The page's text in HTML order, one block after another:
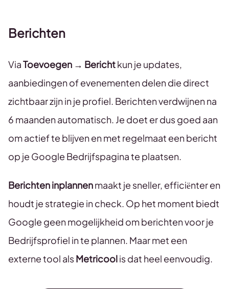
Berichten
ViaToevoegen → Berichtkun je updates,
aanbiedingen of evenementen delen die direct
zichtbaar zijn in je profiel. Berichten verdwijnen na
6 maanden automatisch. Je doet er dus goed aan
om actief te blijven en met regelmaat een bericht
op je Google Bedrijfspagina te plaatsen.
Berichten inplannenmaakt je sneller, efficiënter en
houdt je strategie in check. Op het moment biedt
Google geen mogelijkheid om berichten voor je
Bedrijfsprofiel in te plannen. Maar met een
externe tool alsMetricoolis dat heel eenvoudig.